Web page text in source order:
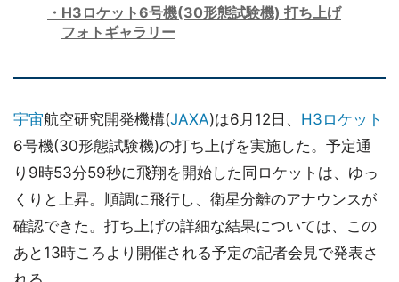
H3ロケット6号機(30形態試験機) 打ち上げ
フォトギャラリー
宇宙航空研究開発機構(JAXA)は6月12日、 H3 ロケット
6号機(30形態試験機)の打ち上げを実施した。予定通
り9時53分59秒に飛翔を開始した同ロケットは、ゆっ
くりと上昇。順調に飛行し、衛星分離のアナウンスが
確認できた。打ち上げの詳細な結果については、この
あと13時ころより開催される予定の記者会見で発表さ